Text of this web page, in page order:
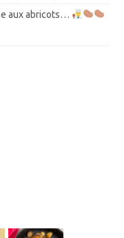
aux abricots…